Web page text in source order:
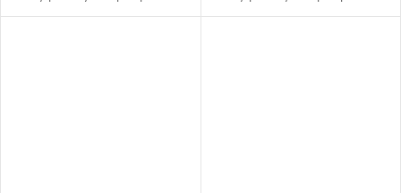
48 mm, výška 175 cm. Plotový
48 mm, výška 200 cm. Plotový